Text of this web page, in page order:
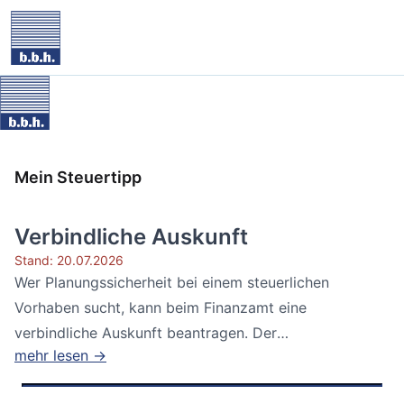
Mein Steuertipp
Verbindliche Auskunft
Stand: 20.07.2026
Wer Planungssicherheit bei einem steuerlichen
Vorhaben sucht, kann beim Finanzamt eine
verbindliche Auskunft beantragen. Der
Bundesfinanzhof...
mehr lesen →